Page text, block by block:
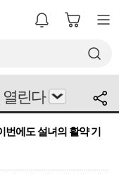
린다
번에도 설녀의 활약 기